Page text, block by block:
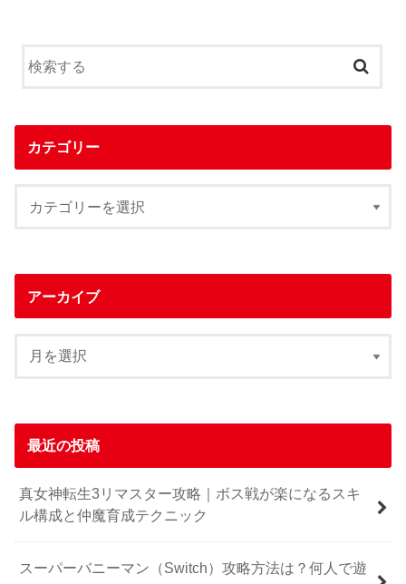
カテゴリー
アーカイブ
最近の投稿
真女神転生3リマスター攻略｜ボス戦が楽になるスキ
ル構成と仲魔育成テクニック
スーパーバニーマン（Switch）攻略方法は？何人で遊